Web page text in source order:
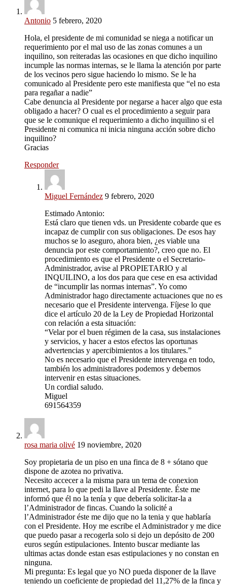
Antonio 5 febrero, 2020
Hola, el presidente de mi comunidad se niega a notificar un
requerimiento por el mal uso de las zonas comunes a un
inquilino, son reiteradas las ocasiones en que dicho inquilino
incumple las normas internas, se le llama la atención por parte
de los vecinos pero sigue haciendo lo mismo. Se le ha
comunicado al Presidente pero este manifiesta que “el no esta
para regañar a nadie”
Cabe denuncia al Presidente por negarse a hacer algo que esta
obligado a hacer? O cual es el procedimiento a seguir para
que se le comunique el requerimiento a dicho inquilino si el
Presidente ni comunica ni inicia ninguna acción sobre dicho
inquilino?
Gracias
Responder
Miguel Fernández 9 febrero, 2020
Estimado Antonio:
Está claro que tienen vds. un Presidente cobarde que es
incapaz de cumplir con sus obligaciones. De esos hay
muchos se lo aseguro, ahora bien, ¿es viable una
denuncia por este comportamiento?, creo que no. El
procedimiento es que el Presidente o el Secretario-
Administrador, avise al PROPIETARIO y al
INQUILINO, a los dos para que cese en esa actividad
de “incumplir las normas internas”. Yo como
Administrador hago directamente actuaciones que no es
necesario que el Presidente intervenga. Fíjese lo que
dice el artículo 20 de la Ley de Propiedad Horizontal
con relación a esta situación:
“Velar por el buen régimen de la casa, sus instalaciones
y servicios, y hacer a estos efectos las oportunas
advertencias y apercibimientos a los titulares.”
No es necesario que el Presidente intervenga en todo,
también los administradores podemos y debemos
intervenir en estas situaciones.
Un cordial saludo.
Miguel
691564359
rosa maria olivé 19 noviembre, 2020
Soy propietaria de un piso en una finca de 8 + sótano que
dispone de azotea no privativa.
Necesito accecer a la misma para un tema de conexion
internet, para lo que pedi la llave al Presidente. Éste me
informó que él no la tenía y que debería solicitar-la a
l’Administrador de fincas. Cuando la solicité a
l’Administrador éste me dijo que no la tenia y que hablaría
con el Presidente. Hoy me escribe el Administrador y me dice
que puedo pasar a recogerla solo si dejo un depósito de 200
euros según estipulaciones. Intento buscar mediante las
ultimas actas donde estan esas estipulaciones y no constan en
ninguna.
Mi pregunta: Es legal que yo NO pueda disponer de la llave
teniendo un coeficiente de propiedad del 11,27% de la finca y